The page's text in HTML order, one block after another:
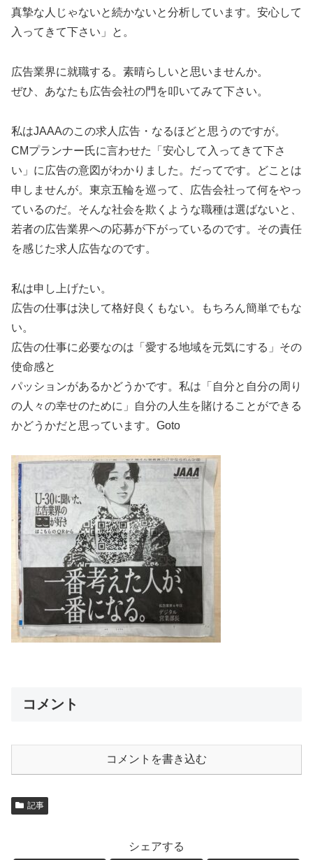
真摯な人じゃないと続かないと分析しています。安心して
入ってきて下さい」と。
広告業界に就職する。素晴らしいと思いませんか。
ぜひ、あなたも広告会社の門を叩いてみて下さい。
私はJAAAのこの求人広告・なるほどと思うのですが。
CMプランナー氏に言わせた「安心して入ってきて下さ
い」に広告の意図がわかりました。だってです。どことは
申しませんが。東京五輪を巡って、広告会社って何をやっ
ているのだ。そんな社会を欺くような職種は選ばないと、
若者の広告業界への応募が下がっているのです。その責任
を感じた求人広告なのです。
私は申し上げたい。
広告の仕事は決して格好良くもない。もちろん簡単でもな
い。
広告の仕事に必要なのは「愛する地域を元気にする」その
使命感と
パッションがあるかどうかです。私は「自分と自分の周り
の人々の幸せのために」自分の人生を賭けることができる
かどうかだと思っています。Goto
コメント
コメントを書き込む
記事
シェアする